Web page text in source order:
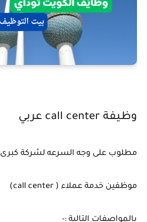
وظيفة call center عربي
مطلوب على وجه السرعه لشركة كبرى
موظفين خدمة عملاء ( call center)
بالمواصفات التالية :-